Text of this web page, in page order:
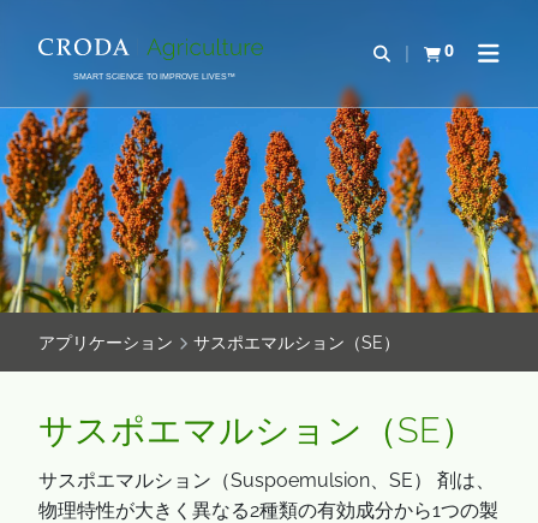
ン
ツ
を
ス
キ
ッ
プ
ー
を
ス
キ
ッ
プ
SMART SCIENCE TO IMPROVE LIVES™
検索を開く
0
カートを確認す
ナビ
アプリケーション サスポエマルション（SE）
サスポエマルション（SE）
サスポエマルション（Suspoemulsion、SE） 剤は、
物理特性が大きく異なる2種類の有効成分から1つの製